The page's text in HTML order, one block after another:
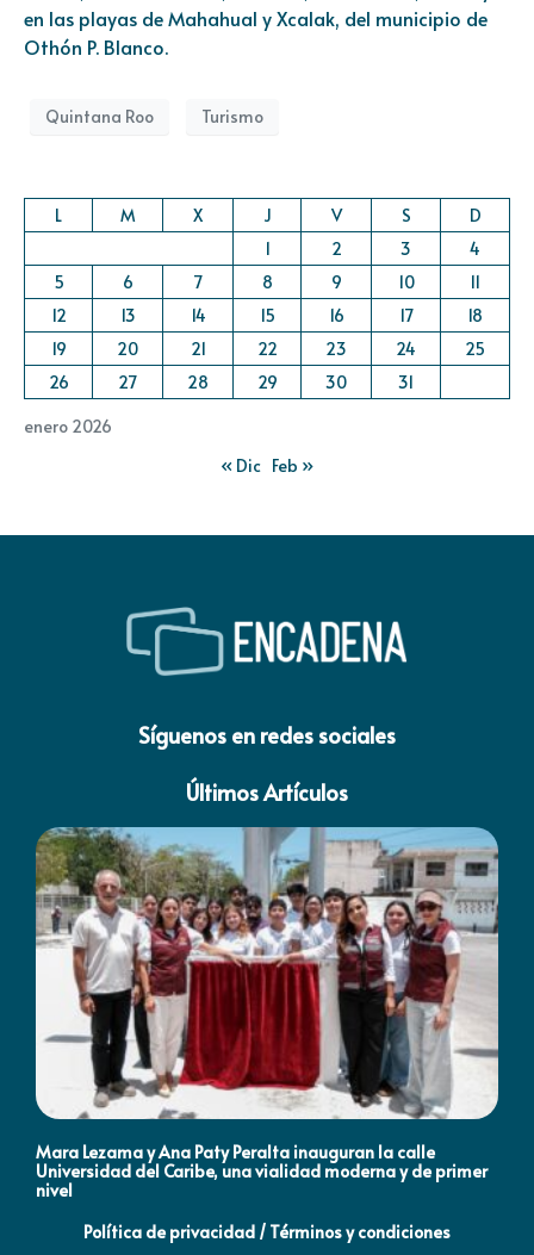
en las playas de Mahahual y Xcalak, del municipio de
Othón P. Blanco.
Quintana Roo Turismo
enero 2026
L M X J V S
D
1
2 3
4
5
6 7 8 9 10
11
12
13 14 15 16 17
18
19
20 21 22 23 24
25
26
27 28 29 30 31
« Dic Feb »
Síguenos en redes sociales
Últimos Artículos
Mara Lezama y Ana Paty Peralta inauguran la calle
Universidad del Caribe, una vialidad moderna y de primer
nivel
Política de privacidad / Términos y condiciones